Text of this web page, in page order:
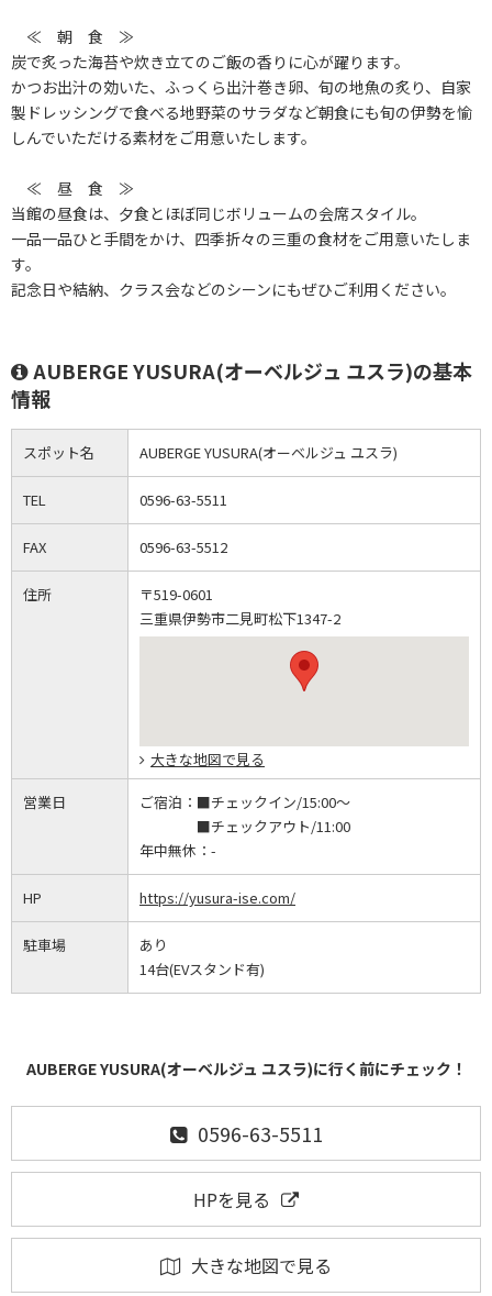
≪ 朝 食 ≫
炭で炙った海苔や炊き立てのご飯の香りに心が躍ります。
かつお出汁の効いた、ふっくら出汁巻き卵、旬の地魚の炙り、自家
製ドレッシングで食べる地野菜のサラダなど朝食にも旬の伊勢を愉
しんでいただける素材をご用意いたします。
≪ 昼 食 ≫
当館の昼食は、夕食とほぼ同じボリュームの会席スタイル。
一品一品ひと手間をかけ、四季折々の三重の食材をご用意いたしま
す。
記念日や結納、クラス会などのシーンにもぜひご利用ください。
AUBERGE YUSURA(オーベルジュ ユスラ)の基本
情報
スポット名 AUBERGE YUSURA(オーベルジュ ユスラ)
TEL 0596-63-5511
FAX 0596-63-5512
住所
〒519-0601
三重県伊勢市二見町松下1347-2
大きな地図で見る
営業日 ご宿泊： ■チェックイン/15:00～
■チェックアウト/11:00
年中無休： -
HP https://yusura-ise.com/
駐車場
あり
14台(EVスタンド有)
AUBERGE YUSURA(オーベルジュ ユスラ)に行く前にチェック！
0596-63-5511
HPを見る
大きな地図で見る